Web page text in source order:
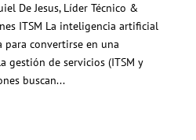
De Jesus, Líder Técnico &
ITSM La inteligencia artificial
para convertirse en una
gestión de servicios (ITSM y
buscan...